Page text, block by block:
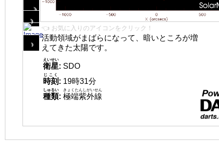
👈 お気に入りのアイコンをクリック！
活動領域がまばらになって、暗いところが増
えてきた太陽です。
衛星
えいせい
: SDO
時刻
じこく
: 19時31分
種類
しゅるい
: 極端紫外線
きょくたんしがいせん